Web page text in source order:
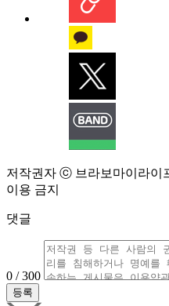
저작권자 ⓒ 브라보마이라이
이용 금지
댓글
0 / 300